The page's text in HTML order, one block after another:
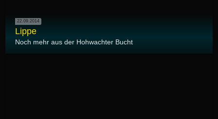
22.09.2014
Lippe
Noch mehr aus der Hohwachter Bucht